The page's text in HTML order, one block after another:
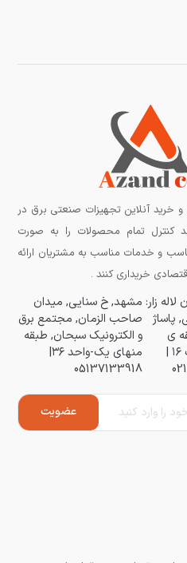
آنلاین تجهیزات صنعتی برق در
کنترل تمام محصولات را به صورت
و خدمات مناسب به مشتریان ارائه
خریداری کنند .
لاله زار:
پاساژ
ی
|
مشهد, خ سنایی, میدان
صاحب الزمان, مجتمع برق
و الکترونیک سبحان, طبقه
منهای یک-واحد ۳۶|
05137133918